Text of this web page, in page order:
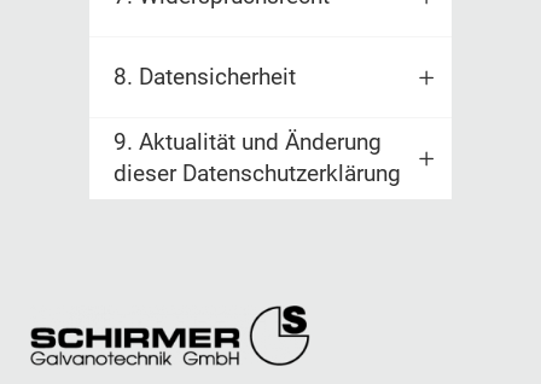
8. Datensicherheit
9. Aktualität und Änderung
dieser Datenschutzerklärung